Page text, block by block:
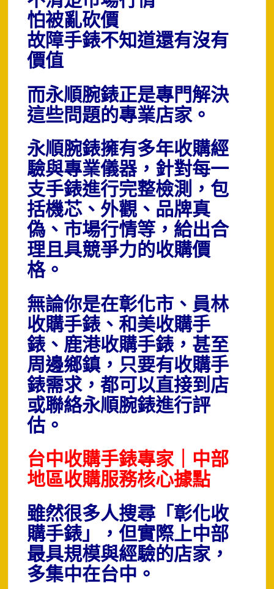
怕被亂砍價
故障手錶不知道還有沒有
價值
而永順腕錶正是專門解決
這些問題的專業店家。
永順腕錶擁有多年收購經
驗與專業儀器，針對每一
支手錶進行完整檢測，包
括機芯、外觀、品牌真
偽、市場行情等，給出合
理且具競爭力的收購價
格。
無論你是在彰化市、員林
收購手錶、和美收購手
錶、鹿港收購手錶，甚至
周邊鄉鎮，只要有收購手
錶需求，都可以直接到店
或聯絡永順腕錶進行評
估。
台中收購手錶專家｜中部
地區收購服務核心據點
雖然很多人搜尋「彰化收
購手錶」，但實際上中部
最具規模與經驗的店家，
多集中在台中。